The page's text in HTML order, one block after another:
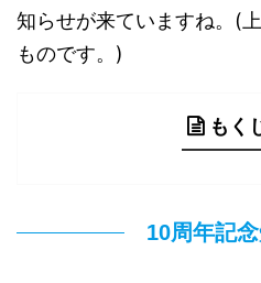
知らせが来ていますね。(
ものです。)
もく
10周年記